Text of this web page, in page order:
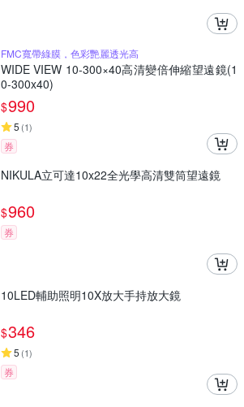
FMC寬帶綠膜，色彩艷麗透光高
WIDE VIEW 10-300×40高清變倍伸縮望遠鏡(1
0-300x40)
$990
5 (1)
券
NIKULA立可達10x22全光學高清雙筒望遠鏡
$960
券
10LED輔助照明10X放大手持放大鏡
$346
5 (1)
券